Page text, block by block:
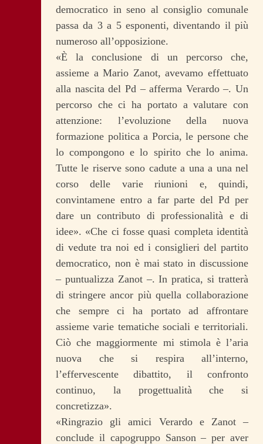
democratico in seno al consiglio comunale
passa da 3 a 5 esponenti, diventando il più
numeroso all’opposizione.
«È la conclusione di un percorso che,
assieme a Mario Zanot, avevamo effettuato
alla nascita del Pd – afferma Verardo –. Un
percorso che ci ha portato a valutare con
attenzione: l’evoluzione della nuova
formazione politica a Porcia, le persone che
lo compongono e lo spirito che lo anima.
Tutte le riserve sono cadute a una a una nel
corso delle varie riunioni e, quindi,
convintamene entro a far parte del Pd per
dare un contributo di professionalità e di
idee». «Che ci fosse quasi completa identità
di vedute tra noi ed i consiglieri del partito
democratico, non è mai stato in discussione
– puntualizza Zanot –. In pratica, si tratterà
di stringere ancor più quella collaborazione
che sempre ci ha portato ad affrontare
assieme varie tematiche sociali e territoriali.
Ciò che maggiormente mi stimola è l’aria
nuova che si respira all’interno,
l’effervescente dibattito, il confronto
continuo, la progettualità che si
concretizza».
«Ringrazio gli amici Verardo e Zanot –
conclude il capogruppo Sanson – per aver